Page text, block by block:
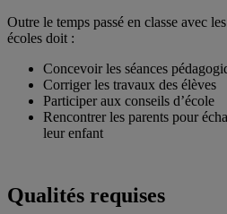
Outre le temps passé en classe avec
écoles doit :
Concevoir les séances
Corriger les travaux des élèves
Participer aux conseils d’école
Rencontrer les parents pour
leur enfant
Qualités requises